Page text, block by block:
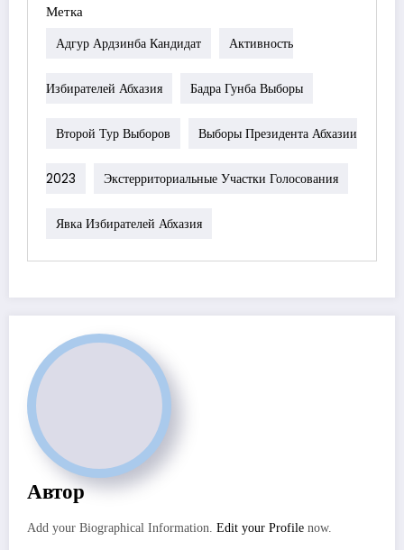
Метка
Адгур Ардзинба Кандидат Активность
Избирателей Абхазия Бадра Гунба Выборы
Второй Тур Выборов Выборы Президента Абхазии
2023 Экстерриториальные Участки Голосования
Явка Избирателей Абхазия
Автор
Add your Biographical Information. Edit your Profile now.